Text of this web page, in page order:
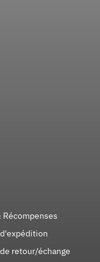
retour/échange